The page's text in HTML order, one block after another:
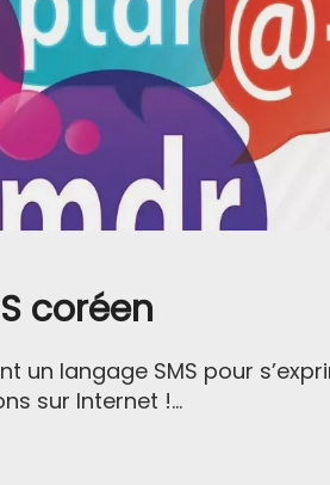
coréen
un langage SMS pour
sur Internet !...